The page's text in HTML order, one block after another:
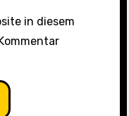
in diesem